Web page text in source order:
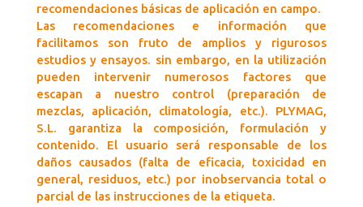
recomendaciones básicas de aplicación en campo.
Las recomendaciones e información que
facilitamos son fruto de amplios y rigurosos
estudios y ensayos. sin embargo, en la utilización
pueden intervenir numerosos factores que
escapan a nuestro control (preparación de
mezclas, aplicación, climatología, etc.). PLYMAG,
S.L. garantiza la composición, formulación y
contenido. El usuario será responsable de los
daños causados (falta de eficacia, toxicidad en
general, residuos, etc.) por inobservancia total o
parcial de las instrucciones de la etiqueta.